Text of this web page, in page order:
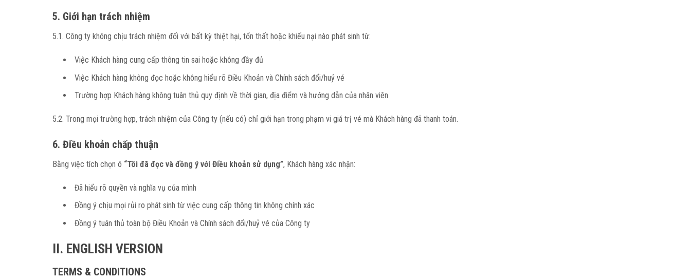
5. Giới hạn trách nhiệm
5.1. Công ty không chịu trách nhiệm đối với bất kỳ thiệt hại, tổn thất hoặc khiếu nại nào phát sinh từ:
Việc Khách hàng cung cấp thông tin sai hoặc không đầy đủ
Việc Khách hàng không đọc hoặc không hiểu rõ Điều Khoản và Chính sách đổi/huỷ vé
Trường hợp Khách hàng không tuân thủ quy định về thời gian, địa điểm và hướng dẫn của nhân viên
5.2. Trong mọi trường hợp, trách nhiệm của Công ty (nếu có) chỉ giới hạn trong phạm vi giá trị vé mà Khách hàng đã thanh toán.
6. Điều khoản chấp thuận
Bằng việc tích chọn ô “Tôi đã đọc và đồng ý với Điều khoản sử dụng”, Khách hàng xác nhận:
Đã hiểu rõ quyền và nghĩa vụ của mình
Đồng ý chịu mọi rủi ro phát sinh từ việc cung cấp thông tin không chính xác
Đồng ý tuân thủ toàn bộ Điều Khoản và Chính sách đổi/huỷ vé của Công ty
II. ENGLISH VERSION
TERMS & CONDITIONS